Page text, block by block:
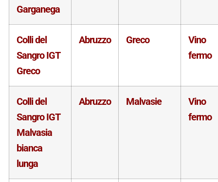
Garganega
Colli del
Sangro IGT
Greco
Abruzzo Greco
Vino
fermo
Colli del
Sangro IGT
Malvasia
bianca
lunga
Abruzzo Malvasie
Vino
fermo